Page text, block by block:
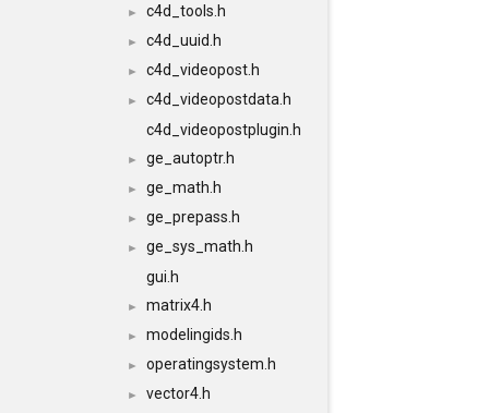
► c4d_tools.h
► c4d_uuid.h
► c4d_videopost.h
►
c4d_videopostdata.h
c4d_videopostplugin.h
► ge_autoptr.h
► ge_math.h
► ge_prepass.h
►
ge_sys_math.h
gui.h
► matrix4.h
► modelingids.h
► operatingsystem.h
► vector4.h